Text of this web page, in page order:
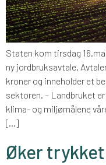
Staten kom tirsdag
ny jordbruksavtale.
kroner og inneholder et
sektoren. – Landbruket
klima- og miljømålene
[…]
Øker